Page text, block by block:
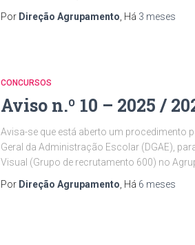
Por Direção Agrupamento , Há 3 meses
CONCURSOS
Aviso n.º 10 – 2025 /
Avisa-se que está aberto um procedimento
Geral da Administração Escolar (DGAE),
Visual (Grupo de recrutamento 600) no
Por Direção Agrupamento , Há 6 meses